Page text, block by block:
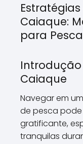
Caiaque:
para Pesca
Caiaque
Navegar em
de pesca pode
gratificante,
tranquilas